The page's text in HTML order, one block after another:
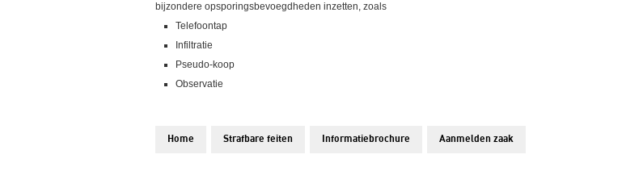
bijzondere opsporingsbevoegdheden inzetten, zoals
Telefoontap
Infiltratie
Pseudo-koop
Observatie
Home Strafbare feiten Informatiebrochure Aanmelden zaak